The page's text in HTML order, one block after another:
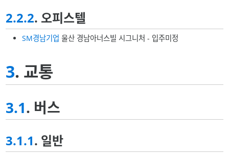
2.2.2. 오피스텔
SM경남기업 울산 경남아너스빌 시그니처 - 입주미정
3. 교통
3.1. 버스
3.1.1. 일반